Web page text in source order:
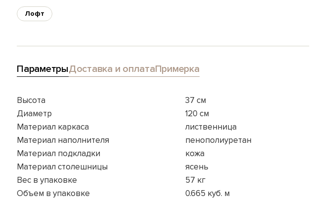
Лофт
ПараметрыДоставка и оплатаПримерка
Высота
37 см
Диаметр
120 см
Материал каркаса
лиственница
Материал наполнителя
пенополиуретан
Материал подкладки
кожа
Материал столешницы
ясень
Вес в упаковке
57 кг
Объем в упаковке
0.665 куб. м